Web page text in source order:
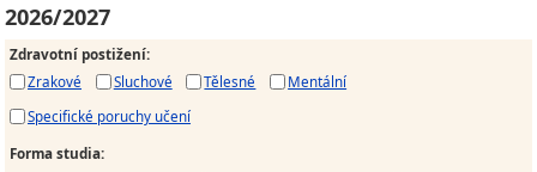
2026/2027
Zdravotní postižení:
Zrakové
Sluchové Tělesné
Mentální
Specifické poruchy učení
Forma studia: